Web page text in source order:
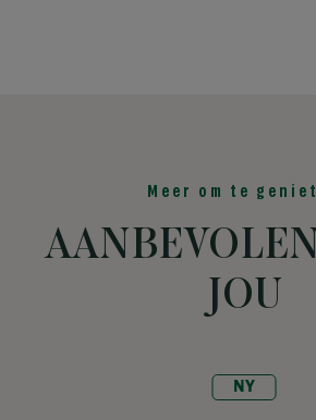
Meer om te
JOU
NY